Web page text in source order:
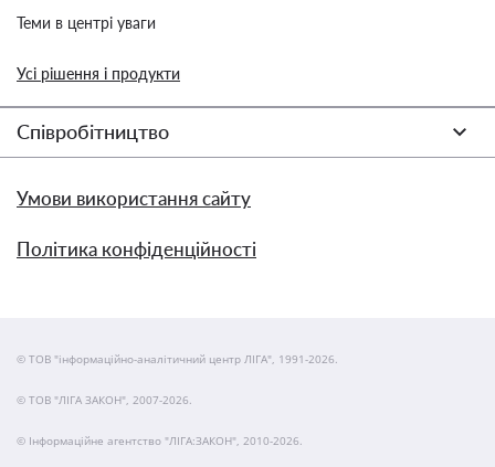
Теми в центрі уваги
Усі рішення і продукти
Співробітництво
Умови використання сайту
Політика конфіденційності
© ТОВ "інформаційно-аналітичний центр ЛІГА", 1991-2026.
© ТОВ "ЛІГА ЗАКОН", 2007-2026.
© Інформаційне агентство "ЛІГА:ЗАКОН", 2010-2026.